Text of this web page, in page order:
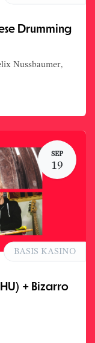
Drumming
Nussbaumer,
SEP
19
+ Bizarro
BASIS KASINO